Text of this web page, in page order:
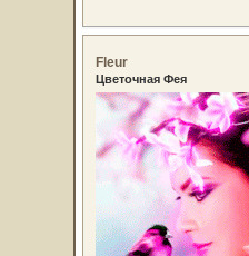
Fleur
Цветочная Фея